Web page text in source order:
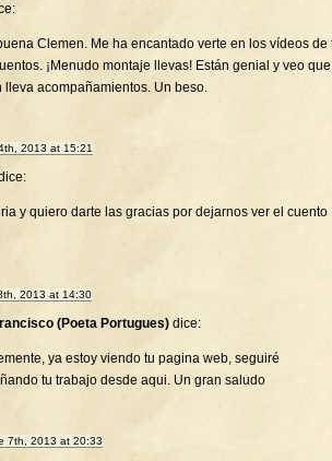
Clemen. Me ha encantado verte en los vídeos de
¡Menudo montaje llevas! Están genial y veo que
lleva acompañamientos. Un beso.
2013 at 15:21
y quiero darte las gracias por dejarnos ver el cuento
2013 at 14:30
(Poeta Portugues) dice:
ya estoy viendo tu pagina web, seguiré
tu trabajo desde aqui. Un gran saludo
7th, 2013 at 20:33